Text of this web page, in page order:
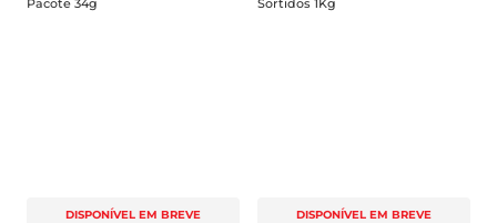
DISPONÍVEL EM BREVE DISPONÍVEL EM BREVE